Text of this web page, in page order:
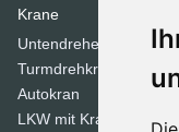
Krane
Untendreherkrane
Turmdrehkrane
Autokran
LKW mit Kran